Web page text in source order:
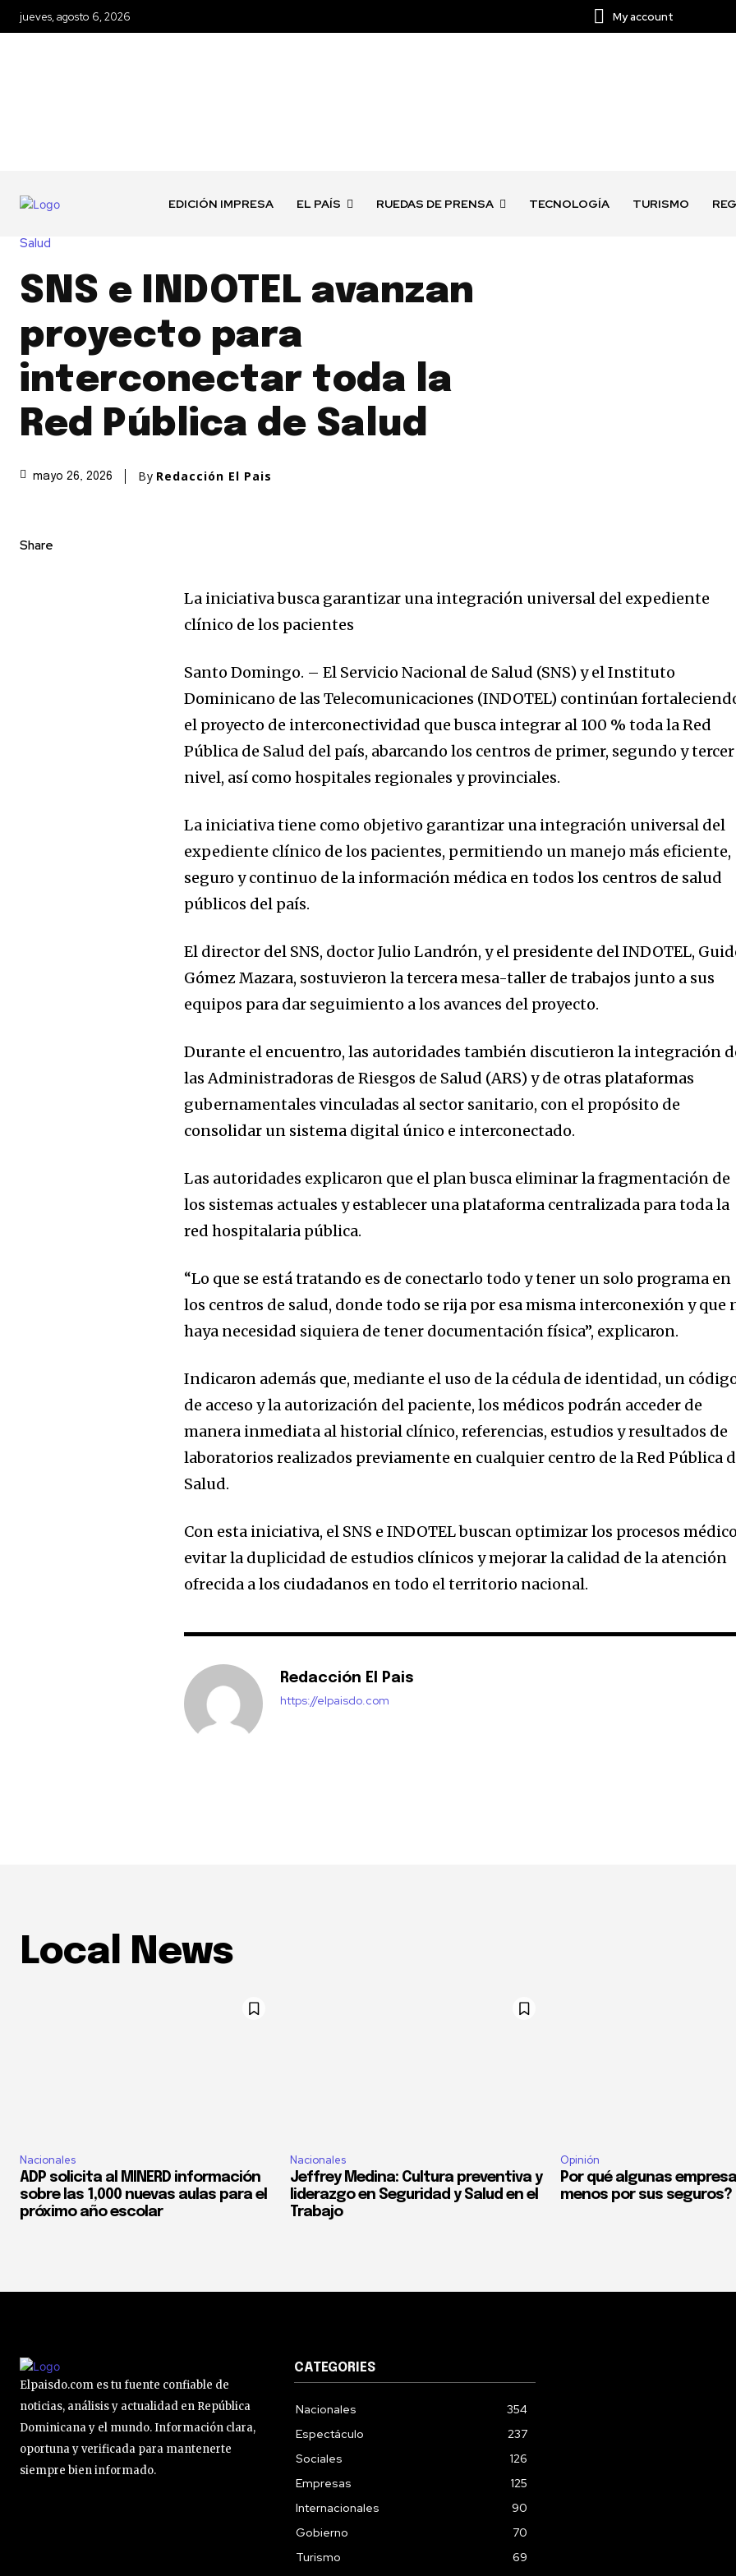
jueves, agosto 6, 2026 My account
EDICIÓN IMPRESA EL PAÍS RUEDAS DE PRENSA TECNOLOGÍA TURISMO
Salud
SNS e INDOTEL avanzan
proyecto para
interconectar toda la
Red Pública de Salud
mayo 26, 2026 By Redacción El Pais
Share
La iniciativa busca garantizar una integración universal del expediente
clínico de los pacientes
Santo Domingo. – El Servicio Nacional de Salud (SNS) y el Instituto
Dominicano de las Telecomunicaciones (INDOTEL) continúan
el proyecto de interconectividad que busca integrar al 100 % toda la Red
Pública de Salud del país, abarcando los centros de primer, segundo y tercer
nivel, así como hospitales regionales y provinciales.
La iniciativa tiene como objetivo garantizar una integración universal del
expediente clínico de los pacientes, permitiendo un manejo más eficiente,
seguro y continuo de la información médica en todos los centros de salud
públicos del país.
El director del SNS, doctor Julio Landrón, y el presidente del INDOTEL,
Gómez Mazara, sostuvieron la tercera mesa-taller de trabajos junto a sus
equipos para dar seguimiento a los avances del proyecto.
Durante el encuentro, las autoridades también discutieron la integración
las Administradoras de Riesgos de Salud (ARS) y de otras plataformas
gubernamentales vinculadas al sector sanitario, con el propósito de
consolidar un sistema digital único e interconectado.
Las autoridades explicaron que el plan busca eliminar la fragmentación de
los sistemas actuales y establecer una plataforma centralizada para toda la
red hospitalaria pública.
“Lo que se está tratando es de conectarlo todo y tener un solo programa en
los centros de salud, donde todo se rija por esa misma interconexión y que
haya necesidad siquiera de tener documentación física”, explicaron.
Indicaron además que, mediante el uso de la cédula de identidad, un
de acceso y la autorización del paciente, los médicos podrán acceder de
manera inmediata al historial clínico, referencias, estudios y resultados de
laboratorios realizados previamente en cualquier centro de la Red Pública
Salud.
Con esta iniciativa, el SNS e INDOTEL buscan optimizar los procesos
evitar la duplicidad de estudios clínicos y mejorar la calidad de la atención
ofrecida a los ciudadanos en todo el territorio nacional.
Redacción El Pais
https://elpaisdo.com
Local News
Nacionales
ADP solicita al MINERD información
sobre las 1,000 nuevas aulas para el
próximo año escolar
Nacionales
Jeffrey Medina: Cultura preventiva y
liderazgo en Seguridad y Salud en el
Trabajo
Opinión
Por qué algunas
menos por sus seguros?
Elpaisdo.com es tu fuente confiable de
noticias, análisis y actualidad en República
Dominicana y el mundo. Información clara,
oportuna y verificada para mantenerte
siempre bien informado.
CATEGORIES
Nacionales
354
Espectáculo
237
Sociales
126
Empresas
125
Internacionales
90
Gobierno
70
Turismo
69